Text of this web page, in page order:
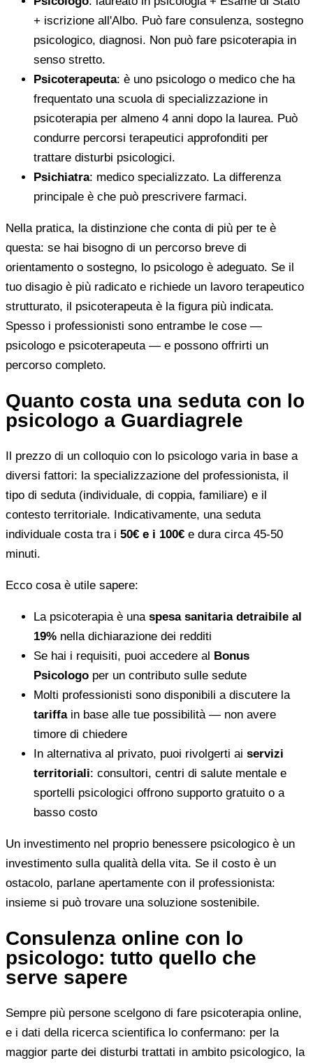
+ iscrizione all'Albo. Può fare consulenza, sostegno
psicologico, diagnosi. Non può fare psicoterapia in
senso stretto.
Psicoterapeuta: è uno psicologo o medico che ha
frequentato una scuola di specializzazione in
psicoterapia per almeno 4 anni dopo la laurea. Può
condurre percorsi terapeutici approfonditi per
trattare disturbi psicologici.
Psichiatra: medico specializzato. La differenza
principale è che può prescrivere farmaci.
Nella pratica, la distinzione che conta di più per te è
questa: se hai bisogno di un percorso breve di
orientamento o sostegno, lo psicologo è adeguato. Se il
tuo disagio è più radicato e richiede un lavoro terapeutico
strutturato, il psicoterapeuta è la figura più indicata.
Spesso i professionisti sono entrambe le cose —
psicologo e psicoterapeuta — e possono offrirti un
percorso completo.
Quanto costa una seduta con lo
psicologo a Guardiagrele
Il prezzo di un colloquio con lo psicologo varia in base a
diversi fattori: la specializzazione del professionista, il
tipo di seduta (individuale, di coppia, familiare) e il
contesto territoriale. Indicativamente, una seduta
individuale costa tra i 50€ e i 100€ e dura circa 45-50
minuti.
Ecco cosa è utile sapere:
La psicoterapia è una spesa sanitaria detraibile al
19% nella dichiarazione dei redditi
Se hai i requisiti, puoi accedere al Bonus
Psicologo per un contributo sulle sedute
Molti professionisti sono disponibili a discutere la
tariffain base alle tue possibilità — non avere
timore di chiedere
In alternativa al privato, puoi rivolgerti ai servizi
territoriali: consultori, centri di salute mentale e
sportelli psicologici offrono supporto gratuito o a
basso costo
Un investimento nel proprio benessere psicologico è un
investimento sulla qualità della vita. Se il costo è un
ostacolo, parlane apertamente con il professionista:
insieme si può trovare una soluzione sostenibile.
Consulenza online con lo
psicologo: tutto quello che
serve sapere
Sempre più persone scelgono di fare psicoterapia online,
e i dati della ricerca scientifica lo confermano: per la
maggior parte dei disturbi trattati in ambito psicologico, la